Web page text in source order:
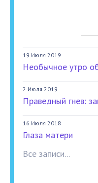
19 Июля 2019
Необычное утро
2 Июля 2019
Праведный гнев:
16 Июля 2018
Глаза матери
Все записи...